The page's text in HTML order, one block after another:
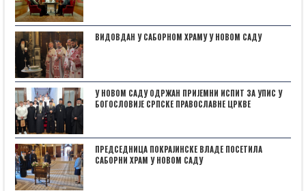
ВИДОВДАН У САБОРНОМ ХРАМУ У НОВОМ САДУ
У НОВОМ САДУ ОДРЖАН ПРИЈЕМНИ ИСПИТ ЗА УПИС У
БОГОСЛОВИЈЕ СРПСКЕ ПРАВОСЛАВНЕ ЦРКВЕ
ПРЕДСЕДНИЦА ПОКРАЈИНСКЕ ВЛАДЕ ПОСЕТИЛА
САБОРНИ ХРАМ У НОВОМ САДУ